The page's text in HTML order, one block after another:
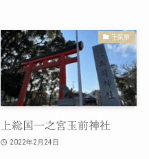
千葉県
上総国一之宮玉前神社
2022年2月24日